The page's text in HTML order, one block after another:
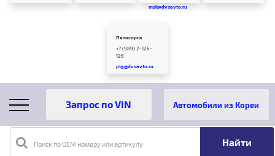
msk@dvsavto.ru
Пятигорск
+7 (989) 2-126-
126
ptg@dvsavto.ru
Поиск по OEM номеру или артикулу
Автомобили из Кореи
Главная Каталог товаров
Топливная аппаратура